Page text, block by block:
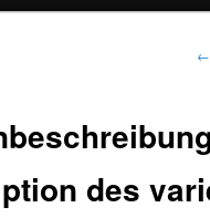
←
des